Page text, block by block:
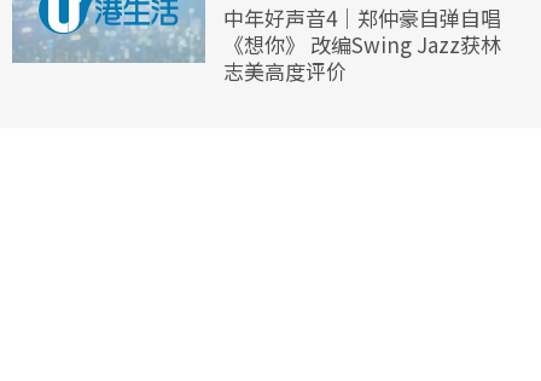
中年好声音4｜郑仲豪自弹自唱
《想你》 改编Swing Jazz获林
志美高度评价